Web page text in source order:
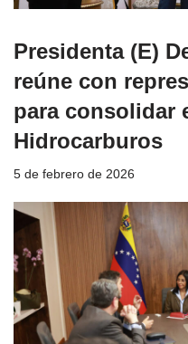
Presidenta (E)
reúne con
para consolidar
Hidrocarburos
5 de febrero de 2026